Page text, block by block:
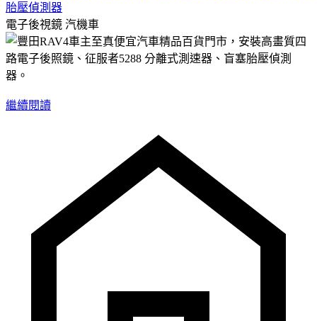
胎壓偵測器
電子後視鏡 汽機車
繼續閱讀